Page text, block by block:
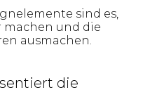
sind es,
machen und die
ausmachen.
die